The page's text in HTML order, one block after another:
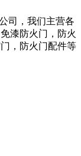
司，我们主营各
漆防火门，防火
，防火门配件等